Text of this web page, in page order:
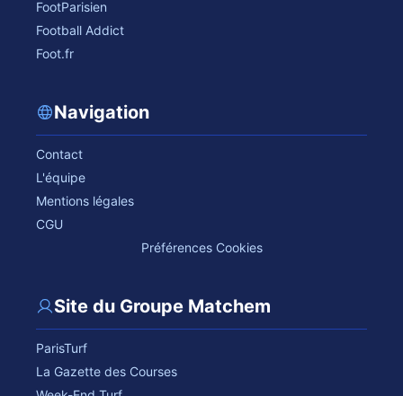
FootParisien
Football Addict
Foot.fr
Navigation
Contact
L'équipe
Mentions légales
CGU
Préférences Cookies
Site du Groupe Matchem
ParisTurf
La Gazette des Courses